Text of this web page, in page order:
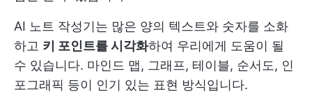
AI 노트 작성기는 많은 양의 텍스트와 숫자를 소화
하고 키 포인트를 시각화하여 우리에게 도움이 될
수 있습니다. 마인드 맵, 그래프, 테이블, 순서도, 인
포그래픽 등이 인기 있는 표현 방식입니다.